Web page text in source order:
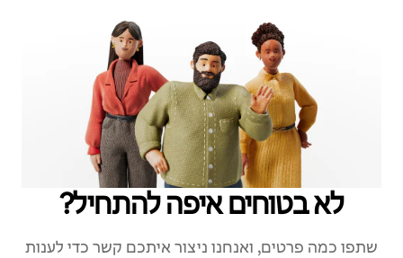
לא בטוחים איפה להתחיל?
שתפו כמה פרטים, ואנחנו ניצור איתכם קשר כדי לענות